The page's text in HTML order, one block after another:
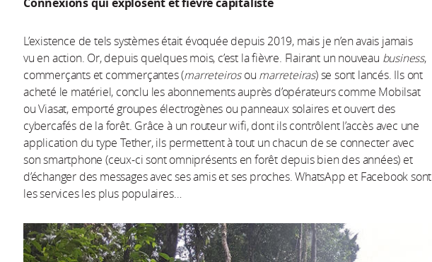
L’existence de tels systèmes était évoquée depuis 2019, mais je n’en avais jamais
vu en action. Or, depuis quelques mois, c’est la fièvre. Flairant un nouveau business,
commerçants et commerçantes (marreteirosou marreteiras) se sont lancés. Ils ont
acheté le matériel, conclu les abonnements auprès d’opérateurs comme Mobilsat
ou Viasat, emporté groupes électrogènes ou panneaux solaires et ouvert des
cybercafés de la forêt. Grâce à un routeur wifi, dont ils contrôlent l’accès avec une
application du type Tether, ils permettent à tout un chacun de se connecter avec
son smartphone (ceux-ci sont omniprésents en forêt depuis bien des années) et
d’échanger des messages avec ses amis et ses proches. WhatsApp et Facebook sont
les services les plus populaires…